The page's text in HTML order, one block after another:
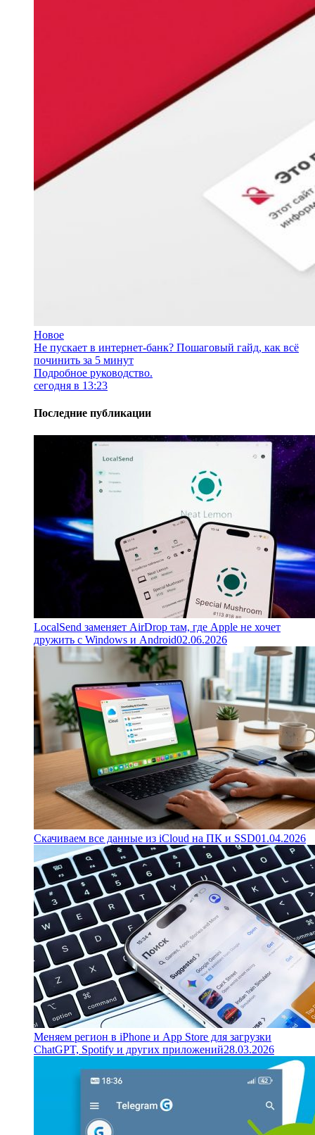
Новое
Не пускает в интернет-банк? Пошаговый гайд, как всё
починить за 5 минут
Подробное руководство.
сегодня в 13:23
Последние публикации
LocalSend заменяет AirDrop там, где Apple не хочет
дружить с Windows и Android02.06.2026
Скачиваем все данные из iCloud на ПК и SSD01.04.2026
Меняем регион в iPhone и App Store для загрузки
ChatGPT, Spotify и других приложений28.03.2026